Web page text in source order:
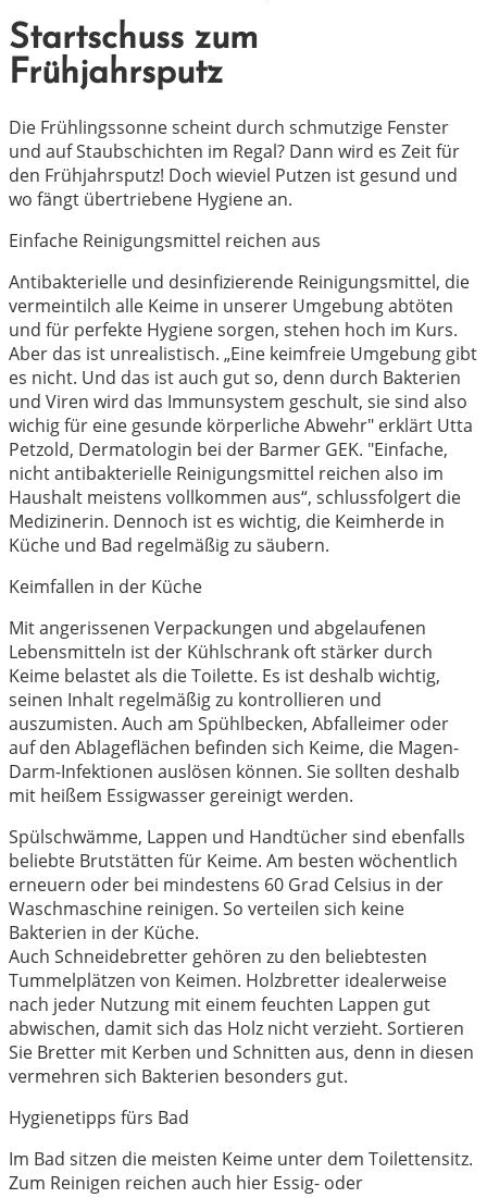
Startschuss zum
Frühjahrsputz
Die Frühlingssonne scheint durch schmutzige Fenster
und auf Staubschichten im Regal? Dann wird es Zeit für
den Frühjahrsputz! Doch wieviel Putzen ist gesund und
wo fängt übertriebene Hygiene an.
Einfache Reinigungsmittel reichen aus
Antibakterielle und desinfizierende Reinigungsmittel, die
vermeintilch alle Keime in unserer Umgebung abtöten
und für perfekte Hygiene sorgen, stehen hoch im Kurs.
Aber das ist unrealistisch. „Eine keimfreie Umgebung gibt
es nicht. Und das ist auch gut so, denn durch Bakterien
und Viren wird das Immunsystem geschult, sie sind also
wichig für eine gesunde körperliche Abwehr" erklärt Utta
Petzold, Dermatologin bei der Barmer GEK. "Einfache,
nicht antibakterielle Reinigungsmittel reichen also im
Haushalt meistens vollkommen aus“, schlussfolgert die
Medizinerin. Dennoch ist es wichtig, die Keimherde in
Küche und Bad regelmäßig zu säubern.
Keimfallen in der Küche
Mit angerissenen Verpackungen und abgelaufenen
Lebensmitteln ist der Kühlschrank oft stärker durch
Keime belastet als die Toilette. Es ist deshalb wichtig,
seinen Inhalt regelmäßig zu kontrollieren und
auszumisten. Auch am Spühlbecken, Abfalleimer oder
auf den Ablageflächen befinden sich Keime, die Magen-
Darm-Infektionen auslösen können. Sie sollten deshalb
mit heißem Essigwasser gereinigt werden.
Spülschwämme, Lappen und Handtücher sind ebenfalls
beliebte Brutstätten für Keime. Am besten wöchentlich
erneuern oder bei mindestens 60 Grad Celsius in der
Waschmaschine reinigen. So verteilen sich keine
Bakterien in der Küche.
Auch Schneidebretter gehören zu den beliebtesten
Tummelplätzen von Keimen. Holzbretter idealerweise
nach jeder Nutzung mit einem feuchten Lappen gut
abwischen, damit sich das Holz nicht verzieht. Sortieren
Sie Bretter mit Kerben und Schnitten aus, denn in diesen
vermehren sich Bakterien besonders gut.
Hygienetipps fürs Bad
Im Bad sitzen die meisten Keime unter dem Toilettensitz.
Zum Reinigen reichen auch hier Essig- oder